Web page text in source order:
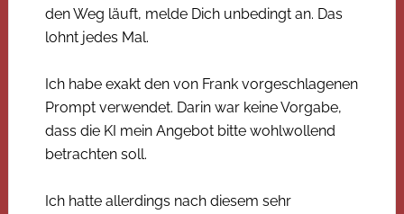
den Weg läuft, melde Dich unbedingt an. Das
lohnt jedes Mal.
Ich habe exakt den von Frank vorgeschlagenen
Prompt verwendet. Darin war keine Vorgabe,
dass die KI mein Angebot bitte wohlwollend
betrachten soll.
Ich hatte allerdings nach diesem sehr